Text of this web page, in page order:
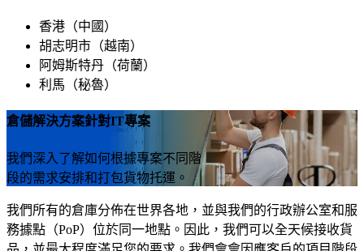
香港（中國）
胡志明市（越南）
阿姆斯特丹（荷蘭）
利馬（秘魯）
倉儲解決方案針對IT專案
我們深入了解如何根據專案不同階
段的需求安排和打包貨物托運。
我們所有的倉庫分佈在世界各地，並與我們的行政辦公室和服
務據點（PoP）位於同一地點。因此，我們可以全天候接收貨